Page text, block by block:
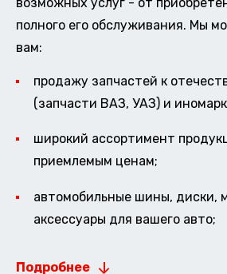
полного его обслуживания. Мы
вам:
продажу запчастей к
(запчасти ВАЗ, УАЗ) и
широкий ассортимент
приемлемым ценам;
автомобильные шины, диски,
аксессуары для вашего авто;
Подробнее